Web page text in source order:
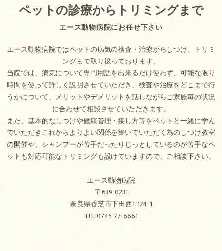
エース動物病院にお任せ下さい
ペットの診療からトリミングまで
エース動物病院ではペットの病気の検査・治療からしつけ、トリミ
ングまで取り扱っております。
当院では、病気について専門用語を出来るだけ使わず、可能な限り
時間を使って詳しく説明させていただき、検査や治療をどこまで行
うかについて、メリットやデメリットを話しながらご家族毎の状況
に合わせて相談させていただきます。
また、基本的なしつけや健康管理・接し方等をペットと一緒に学ん
でいただきこれからよりよい関係を築いていただく為のしつけ教室
の開催や、シャンプーが苦手だったりじっとしているのが苦手なペ
ットも対応可能なトリミングも設けていますので、ご相談下さい。
エース動物病院
〒639-0231
奈良県香芝市下田西1-124-1
TEL:0745-77-6661